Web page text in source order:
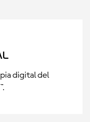
digital del